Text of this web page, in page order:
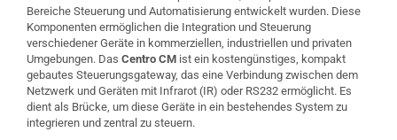
Bereiche Steuerung und Automatisierung entwickelt wurden. Diese
Komponenten ermöglichen die Integration und Steuerung
verschiedener Geräte in kommerziellen, industriellen und privaten
Umgebungen.​ Das Centro CM ist ein kostengünstiges, kompakt
gebautes Steuerungsgateway, das eine Verbindung zwischen dem
Netzwerk und Geräten mit Infrarot (IR) oder RS232 ermöglicht. Es
dient als Brücke, um diese Geräte in ein bestehendes System zu
integrieren und zentral zu steuern.